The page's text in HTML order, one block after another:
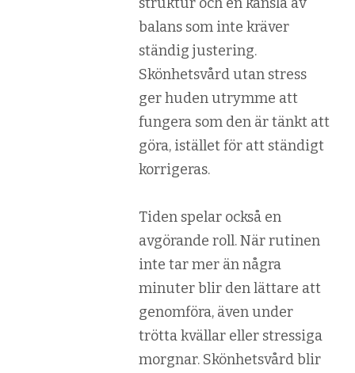
balans som inte kräver
ständig justering.
Skönhetsvård utan stress
ger huden utrymme att
fungera som den är tänkt att
göra, istället för att ständigt
korrigeras.
Tiden spelar också en
avgörande roll. När rutinen
inte tar mer än några
minuter blir den lättare att
genomföra, även under
trötta kvällar eller stressiga
morgnar. Skönhetsvård blir